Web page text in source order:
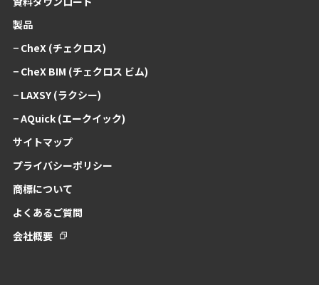
製品
− CheX (チェクロス)
− CheX BIM (チェクロス ビム)
− LAXSY (ラクシー)
− AQuick (エークイック)
サイトマップ
プライバシーポリシー
商標について
よくあるご質問
会社概要